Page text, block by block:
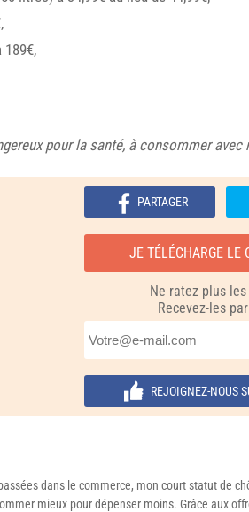
189€,
pour la santé, à consommer
PARTAGER
JE TÉLÉCHARGE LE
Ne ratez plus
Recevez-les
REJOIGNEZ-NOUS
dans le commerce, mon court statut de
mieux pour dépenser moins. Grâce aux